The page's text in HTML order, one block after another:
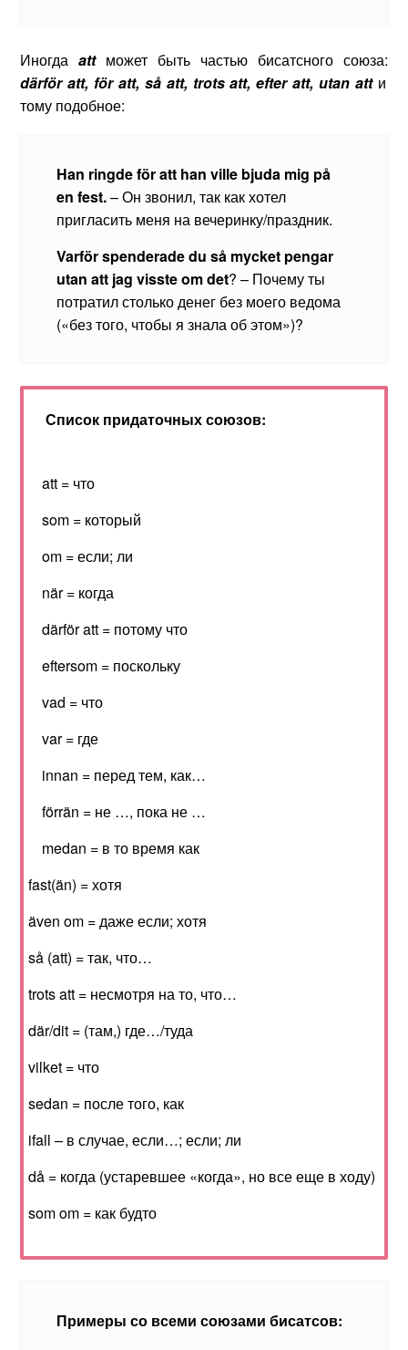
Иногдаattможет быть частью бисатсного союза:
därför att, för att, så att, trots att, efter att, utan att и
тому подобное:
Han ringdeföratt han ville bjuda mig på
en fest.– Он звонил, так как хотел
пригласить меня на вечеринку/праздник.
Varförspenderadedu så mycket pengar
utan att jag vissteomdet? – Почему ты
потратил столько денег без моего ведома
(«без того, чтобы я знала об этом»)?
Список придаточных союзов:
att = что
som = который
om = если; ли
när = когда
därför att = потому что
eftersom = поскольку
vad = что
var = где
innan = перед тем, как…
förrän = не …, пока не …
medan = в то время как
fast(än) = хотя
även om = даже если; хотя
så (att) = так, что…
trots att = несмотря на то, что…
där/dit = (там,) где…/туда
vilket = что
sedan = после того, как
ifall – в случае, если…; если; ли
då = когда (устаревшее «когда», но все еще в ходу)
som om = как будто
Примеры со всеми союзами бисатсов: